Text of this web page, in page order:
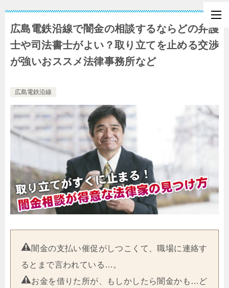
広島電鉄沿線で闇金の相談するならどの弁護
士や司法書士がよい？取り立てを止める交渉
が強いおススメ法律事務所など
広島電鉄沿線
闇金の支払い催促がしつこくて、職場に連絡す
るとまで言われている…。
お金を借りた所が、もしかしたら闇金かも…ど